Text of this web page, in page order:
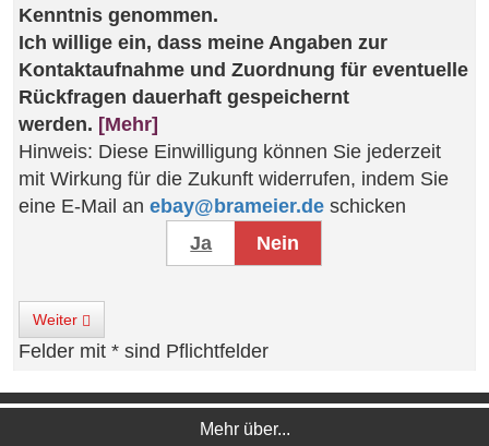
Kenntnis genommen.
Ich willige ein, dass meine Angaben zur
Kontaktaufnahme und Zuordnung für eventuelle
Rückfragen dauerhaft gespeichernt
werden. [Mehr]
Hinweis: Diese Einwilligung können Sie jederzeit
mit Wirkung für die Zukunft widerrufen, indem Sie
eine E-Mail an ebay@brameier.de schicken
Ja
Nein
Weiter
Felder mit * sind Pflichtfelder
Mehr über...